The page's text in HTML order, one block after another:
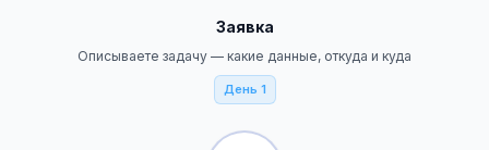
Заявка
Описываете задачу — какие данные, откуда и куда
День 1